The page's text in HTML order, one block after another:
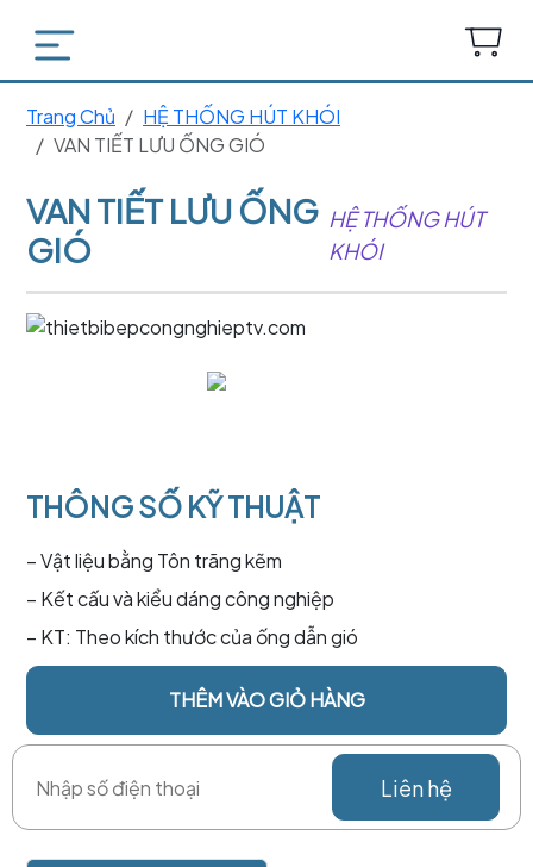
Trang Chủ
HỆ THỐNG HÚT KHÓI
VAN TIẾT LƯU ỐNG GIÓ
VAN TIẾT LƯU ỐNG
GIÓ
HỆ THỐNG HÚT
KHÓI
THÔNG SỐ KỸ THUẬT
– Vật liệu bằng Tôn trãng kẽm
– Kết cấu và kiểu dáng công nghiệp
– KT: Theo kích thước của ống dẫn gió
THÊM VÀO GIỎ HÀNG
Liên hệ